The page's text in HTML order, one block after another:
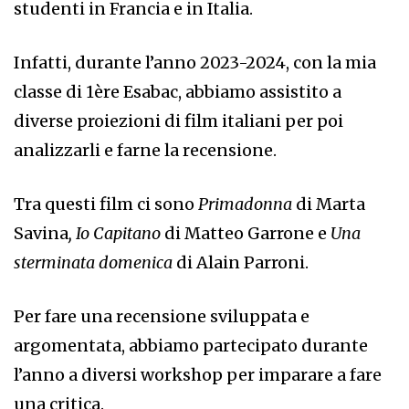
studenti in Francia e in Italia.
Infatti, durante l’anno 2023-2024, con la mia
classe di 1ère Esabac, abbiamo assistito a
diverse proiezioni di film italiani per poi
analizzarli e farne la recensione.
Tra questi film ci sono Primadonna di Marta
Savina, Io Capitano di Matteo Garrone e Una
sterminata domenica di Alain Parroni.
Per fare una recensione sviluppata e
argomentata, abbiamo partecipato durante
l’anno a diversi workshop per imparare a fare
una critica.